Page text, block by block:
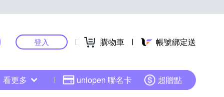
登入 購物車 帳號綁定送
看更多 uniopen 聯名卡 超贈點